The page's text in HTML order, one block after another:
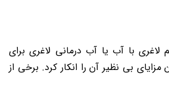
لاغری با آب یا آب درمانی لاغری برای
بی‌ نظیر آن را انکار کرد. برخی از